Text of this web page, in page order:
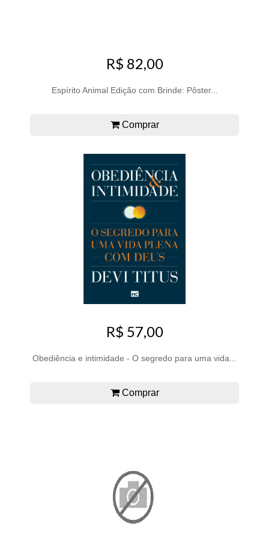
R$ 82,00
Espírito Animal Edição com Brinde: Pôster...
Comprar
R$ 57,00
Obediência e intimidade - O segredo para uma vida...
Comprar